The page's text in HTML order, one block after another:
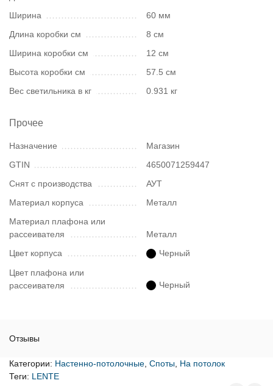
Ширина
60 мм
Длина коробки см
8 см
Ширина коробки см
12 см
Высота коробки см
57.5 см
Вес светильника в кг
0.931 кг
Прочее
Назначение
Магазин
GTIN
4650071259447
Снят с производства
АУТ
Материал корпуса
Металл
Материал плафона или
рассеивателя
Металл
Цвет корпуса
Черный
Цвет плафона или
рассеивателя
Черный
Отзывы
Категории: Настенно-потолочные Споты На потолок
Теги: LENTE